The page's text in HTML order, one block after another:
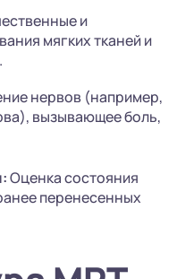
и
мягких тканей и
нервов (например,
вызывающее боль,
Оценка состояния
перенесенных